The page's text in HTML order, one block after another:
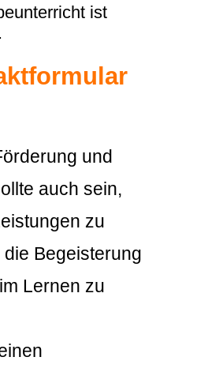
ist
und
auch sein,
zu
Begeisterung
Lernen zu